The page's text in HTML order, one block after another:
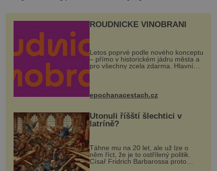
ROUDNICKÉ VINOBRANÍ
Letos poprvé podle nového konceptu
– přímo v historickém jádru města a
pro všechny zcela zdarma. Hlavní
program se odehraje na Karlově a
mohou těšit na víno, burčák, pes...
epochanacestach.cz
Utonuli říšští šlechtici v
latríně?
Táhne mu na 20 let, ale už lze o
něm říct, že je to ostřílený politik.
Císař Fridrich Barbarossa proto
posílá svého syna a dědice Jindřicha